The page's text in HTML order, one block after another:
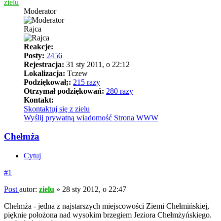
zielu
Moderator
Rajca
Reakcje:
Posty: 2456
Rejestracja: 31 sty 2011, o 22:12
Lokalizacja: Tczew
Podziękował;: 215 razy
Otrzymał podziękowań: 280 razy
Kontakt:
Skontaktuj się z zielu
Wyślij prywatną wiadomość Strona WWW
Chełmża
Cytuj
#1
Post autor: zielu » 28 sty 2012, o 22:47
Chełmża - jedna z najstarszych miejscowości Ziemi Chełmińskiej,
pięknie położona nad wysokim brzegiem Jeziora Chełmżyńskiego.